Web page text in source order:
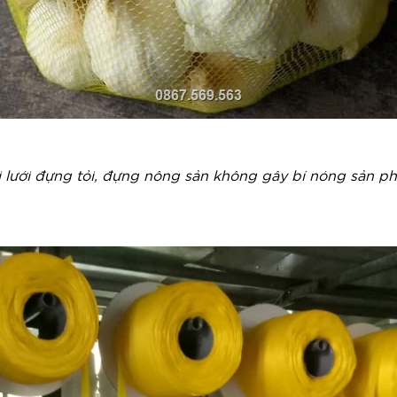
lưới đựng tỏi, đựng nông sản không gây bí nóng sản